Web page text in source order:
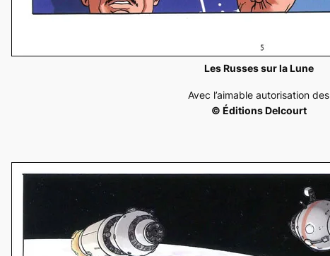
Les Russes sur la Lune
Avec l’aimable autorisation des
© Éditions Delcourt